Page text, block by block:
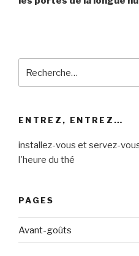
pour
ENTREZ, ENTREZ…
installez-vous et servez-
l'heure du thé
PAGES
Avant-goûts